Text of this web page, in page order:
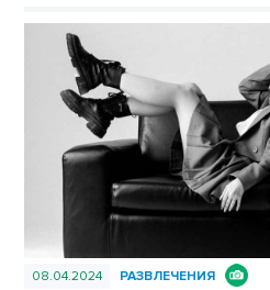
08.04.2024 РАЗВЛЕЧЕНИЯ